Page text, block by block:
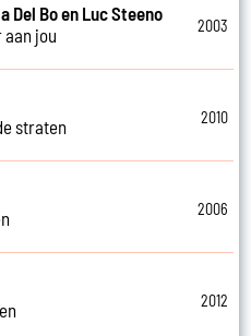
Del Bo en Luc Steeno
jou
2003
straten
2010
2006
2012